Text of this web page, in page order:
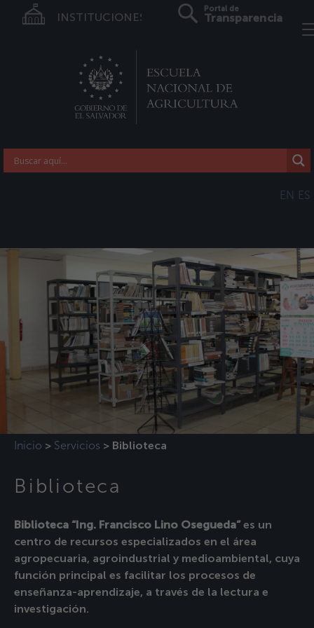
INSTITUCIONES
Portal de
Transparencia
EN ES
Inicio > Servicios > Biblioteca
Biblioteca
Biblioteca “Ing. Francisco Lino Osegueda” es un
centro de recursos especializados en el área
agropecuaria, agroindustrial y medioambiental, cuya
función principal es facilitar los procesos de
enseñanza-aprendizaje, a través de la lectura e
investigación.